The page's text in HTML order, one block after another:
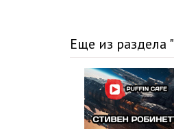
Еще из раздела "